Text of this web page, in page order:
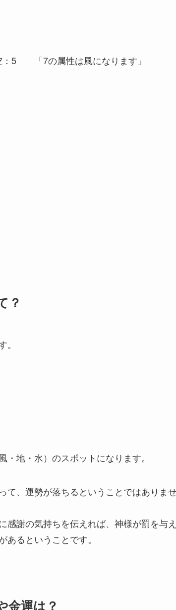
5 「7の属性は風になります」
？
・地・水）のスポットになります。
て、運勢が落ちるということではありま
感謝の気持ちを伝えれば、神様が罰を与
るということです。
金運は？